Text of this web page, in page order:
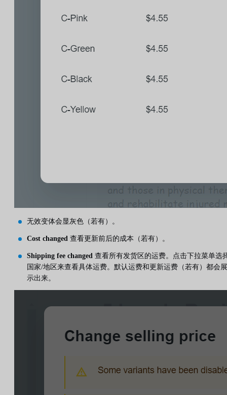
无效变体会显灰色（若有）。
Cost changed 查看更新前后的成本（若有）。
Shipping fee changed 查看所有发货区的运费。点击下拉菜单选
国家/地区来查看具体运费。默认运费和更新运费（若有）都会展
示出来。